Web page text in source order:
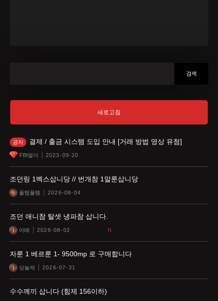
새로고침
공지 결제 / 출금 시스템 도입 안내 [거래 방법 영상 유첨]
FBI멀더 2023-09-20
조던링 1벡스삽니당 // 번개참 1말룬삽니당
풀템풀템 2026-08-04
조던 애니참 탈셋 냉파참 삽니다.
아떼 2026-08-02 N
자룬 1 베르룬 1- 9500mp 로 구매합니다
상눌재 2026-07-31
수수께끼 삽니다 (힘제 156이하)